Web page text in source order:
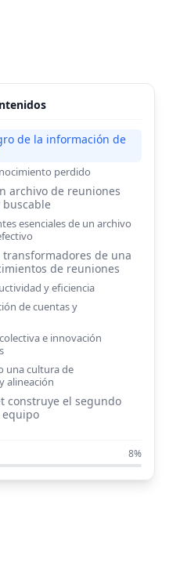
de la información de
perdido
archivo de reuniones
esenciales de un archivo
transformadores de una
de reuniones
y eficiencia
de cuentas y
e innovación
una cultura de
alineación
construye el segundo
equipo
SeaMeet
su archivo de
8%